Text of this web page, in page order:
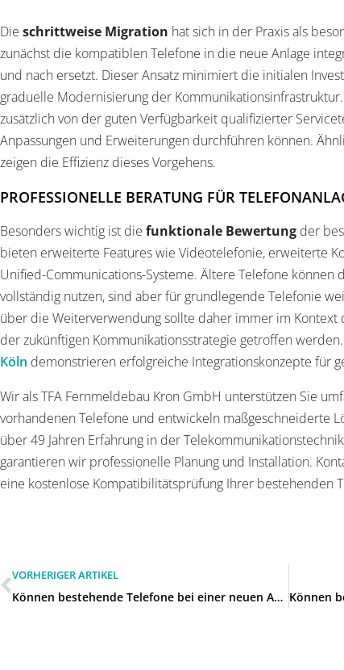
Die schrittweise Migration hat sich in der Praxis als
zunächst die kompatiblen Telefone in die neue Anlage
und nach ersetzt. Dieser Ansatz minimiert die initialen
graduelle Modernisierung der
zusätzlich von der guten Verfügbarkeit qualifizierter
Anpassungen und Erweiterungen durchführen können.
zeigen die Effizienz dieses Vorgehens.
PROFESSIONELLE BERATUNG FÜR
Besonders wichtig ist die funktionale Bewertung der
bieten erweiterte Features wie Videotelefonie, erweiterte
Unified-Communications-Systeme. Ältere Telefone
vollständig nutzen, sind aber für grundlegende Telefonie
über die Weiterverwendung sollte daher immer im Kontext
der zukünftigen Kommunikationsstrategie getroffen
Köln demonstrieren erfolgreiche Integrationskonzepte für
Wir als TFA Fernmeldebau Kron GmbH unterstützen Sie
vorhandenen Telefone und entwickeln maßgeschneiderte
über 49 Jahren Erfahrung in der
garantieren wir professionelle Planung und Installation.
eine kostenlose Kompatibilitätsprüfung Ihrer bestehenden
VORHERIGER ARTIKEL
Können bestehende Telefone bei einer neuen Anlage weiter genutzt werden in Wülfrath?